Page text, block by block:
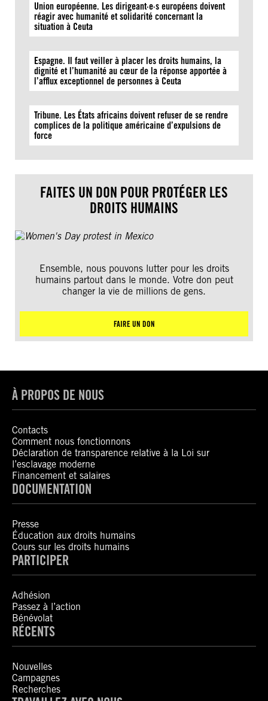
Union européenne. Les dirigeant·e·s européens doivent
réagir avec humanité et solidarité concernant la
situation à Ceuta
Espagne. Il faut veiller à placer les droits humains, la
dignité et l’humanité au cœur de la réponse apportée à
l’afflux exceptionnel de personnes à Ceuta
Tribune. Les États africains doivent refuser de se rendre
complices de la politique américaine d’expulsions de
force
FAITES UN DON POUR PROTÉGER LES
DROITS HUMAINS
Ensemble, nous pouvons lutter pour les droits
humains partout dans le monde. Votre don peut
changer la vie de millions de gens.
FAIRE UN DON
À PROPOS DE NOUS
Contacts
Comment nous fonctionnons
Déclaration de transparence relative à la Loi sur
l’esclavage moderne
Financement et salaires
DOCUMENTATION
Presse
Éducation aux droits humains
Cours sur les droits humains
PARTICIPER
Adhésion
Passez à l’action
Bénévolat
RÉCENTS
Nouvelles
Campagnes
Recherches